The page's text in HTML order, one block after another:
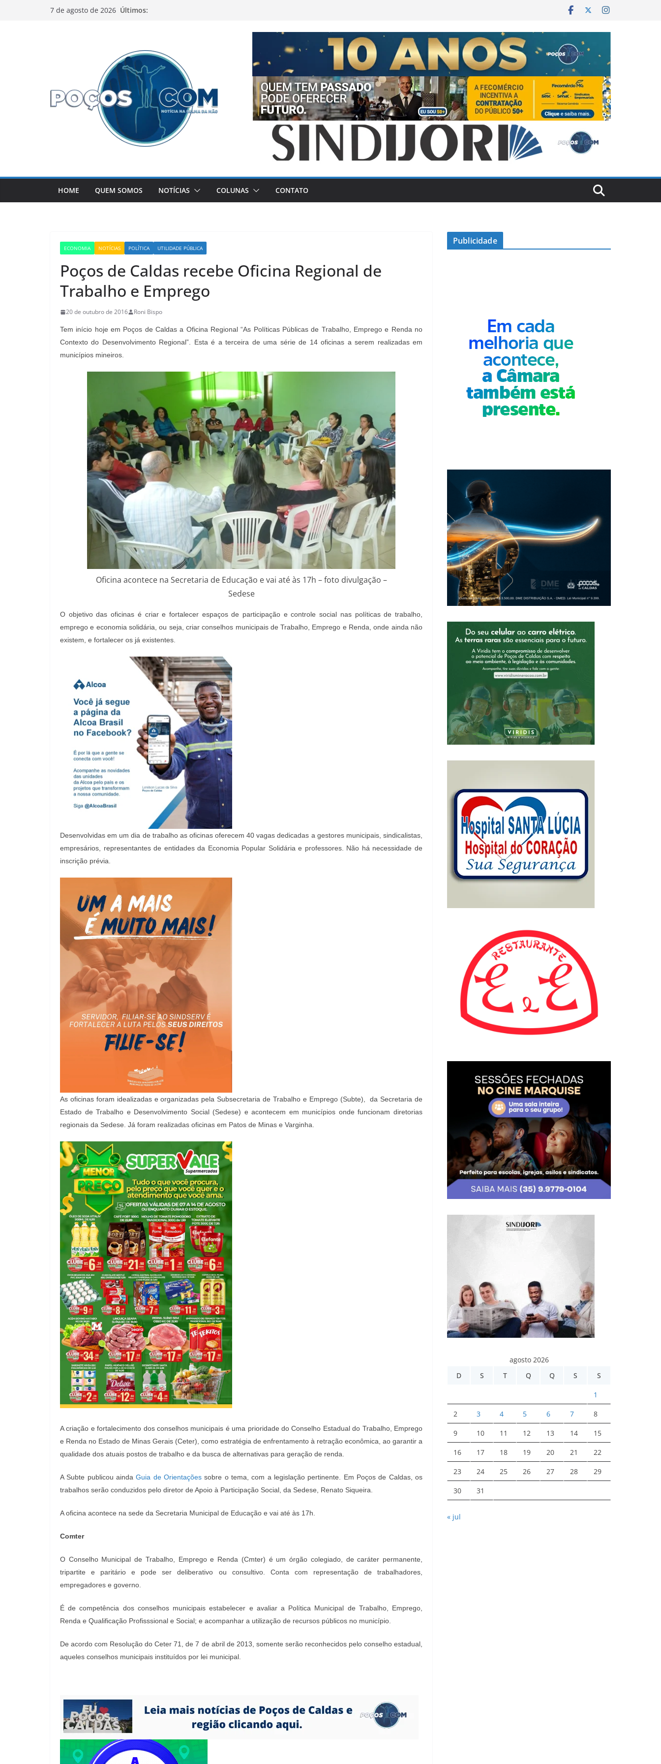
7 de agosto de 2026 Últimos:
HOME QUEM SOMOS NOTÍCIAS COLUNAS CONTATO
ECONOMIA NOTÍCIAS POLÍTICA UTILIDADE PÚBLICA
Poços de Caldas recebe Oficina Regional de
Trabalho e Emprego
20 de outubro de 2016 Roni Bispo
Tem início hoje em Poços de Caldas a Oficina Regional “As Políticas Públicas de Trabalho, Emprego e Renda no
Contexto do Desenvolvimento Regional”. Esta é a terceira de uma série de 14 oficinas a serem realizadas em
municípios mineiros.
Oficina acontece na Secretaria de Educação e vai até às 17h – foto divulgação –
Sedese
O objetivo das oficinas é criar e fortalecer espaços de participação e controle social nas políticas de trabalho,
emprego e economia solidária, ou seja, criar conselhos municipais de Trabalho, Emprego e Renda, onde ainda não
existem, e fortalecer os já existentes.
Desenvolvidas em um dia de trabalho as oficinas oferecem 40 vagas dedicadas a gestores municipais, sindicalistas,
empresários, representantes de entidades da Economia Popular Solidária e professores. Não há necessidade de
inscrição prévia.
As oficinas foram idealizadas e organizadas pela Subsecretaria de Trabalho e Emprego (Subte), da Secretaria de
Estado de Trabalho e Desenvolvimento Social (Sedese) e acontecem em municípios onde funcionam diretorias
regionais da Sedese. Já foram realizadas oficinas em Patos de Minas e Varginha.
A criação e fortalecimento dos conselhos municipais é uma prioridade do Conselho Estadual do Trabalho, Emprego
e Renda no Estado de Minas Gerais (Ceter), como estratégia de enfrentamento à retração econômica, ao garantir a
qualidade dos atuais postos de trabalho e da busca de alternativas para geração de renda.
A Subte publicou aindaGuia de Orientações sobre o tema, com a legislação pertinente. Em Poços de Caldas, os
trabalhos serão conduzidos pelo diretor de Apoio à Participação Social, da Sedese, Renato Siqueira.
A oficina acontece na sede da Secretaria Municipal de Educação e vai até às 17h.
Comter
O Conselho Municipal de Trabalho, Emprego e Renda (Cmter) é um órgão colegiado, de caráter permanente,
tripartite e paritário e pode ser deliberativo ou consultivo. Conta com representação de trabalhadores,
empregadores e governo.
É de competência dos conselhos municipais estabelecer e avaliar a Política Municipal de Trabalho, Emprego,
Renda e Qualificação Profisssional e Social; e acompanhar a utilização de recursos públicos no município.
De acordo com Resolução do Ceter 71, de 7 de abril de 2013, somente serão reconhecidos pelo conselho estadual,
aqueles conselhos municipais instituídos por lei municipal.
Publicidade
agosto 2026
D
S T Q Q S S
1
2 3 4 5 6 7 8
9 10 11 12 13 14 15
16 17 18 19 20 21 22
23 24 25 26 27 28 29
30 31
« jul